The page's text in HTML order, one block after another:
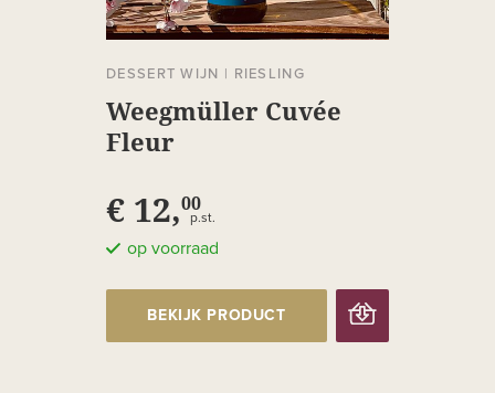
DESSERT WIJN | RIESLING
Weegmüller Cuvée
Fleur
€ 12,00
p.st.
op voorraad
BEKIJK PRODUCT